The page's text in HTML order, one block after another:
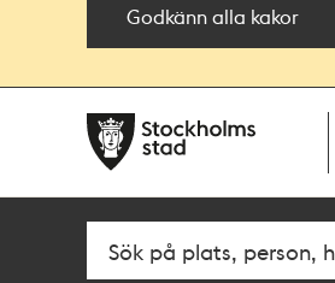
Godkänn alla kakor
navigationen
huvudinnehållet
Fritextsök